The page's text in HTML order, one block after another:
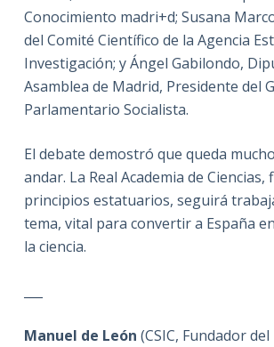
Conocimiento madri+d; Susana
del Comité Científico de la Agencia
Investigación; y Ángel Gabilondo,
Asamblea de Madrid, Presidente del
Parlamentario Socialista.
El debate demostró que queda
andar. La Real Academia de Ciencias,
principios estatuarios, seguirá
tema, vital para convertir a España
la ciencia.
Manuel de León (CSIC, Fundador